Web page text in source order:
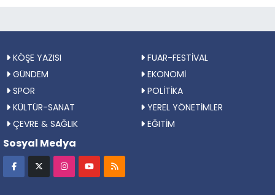
KÖŞE YAZISI
FUAR-FESTİVAL
GÜNDEM
EKONOMİ
SPOR
POLİTİKA
KÜLTÜR-SANAT
YEREL YÖNETİMLER
ÇEVRE & SAĞLIK
EĞITİM
Sosyal Medya